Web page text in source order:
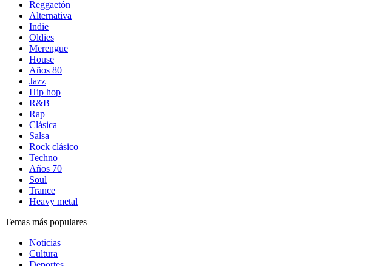
Reggaetón
Alternativa
Indie
Oldies
Merengue
House
Años 80
Jazz
Hip hop
R&B
Rap
Clásica
Salsa
Rock clásico
Techno
Años 70
Soul
Trance
Heavy metal
Temas más populares
Noticias
Cultura